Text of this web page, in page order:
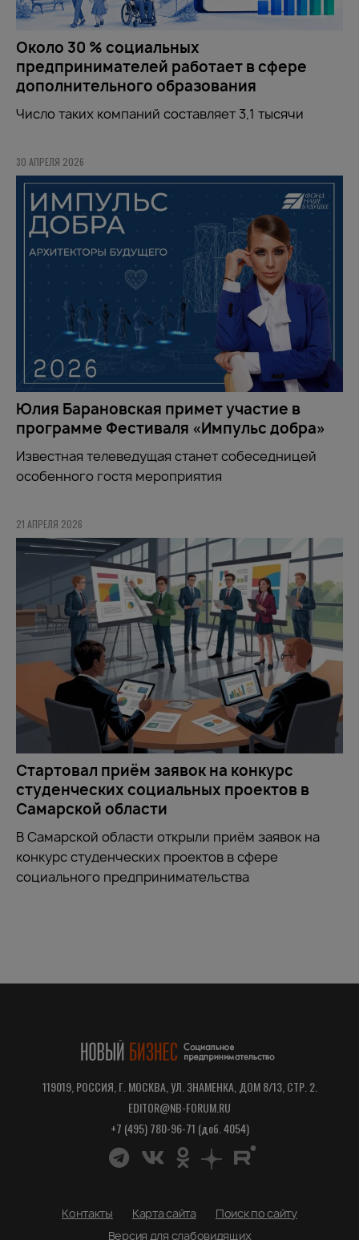
Около 30 % социальных
предпринимателей работает в сфере
дополнительного образования
Число таких компаний составляет 3,1 тысячи
30 АПРЕЛЯ 2026
Юлия Барановская примет участие в
программе Фестиваля «Импульс добра»
Известная телеведущая станет собеседницей
особенного гостя мероприятия
21 АПРЕЛЯ 2026
Стартовал приём заявок на конкурс
студенческих социальных проектов в
Самарской области
В Самарской области открыли приём заявок на
конкурс студенческих проектов в сфере
социального предпринимательства
119019, РОССИЯ, Г. МОСКВА, УЛ. ЗНАМЕНКА, ДОМ 8/13, СТР. 2.
EDITOR@NB-FORUM.RU
+7 (495) 780-96-71 (доб. 4054)
Контакты Карта сайта
Поиск по сайту
Версия для слабовидящих